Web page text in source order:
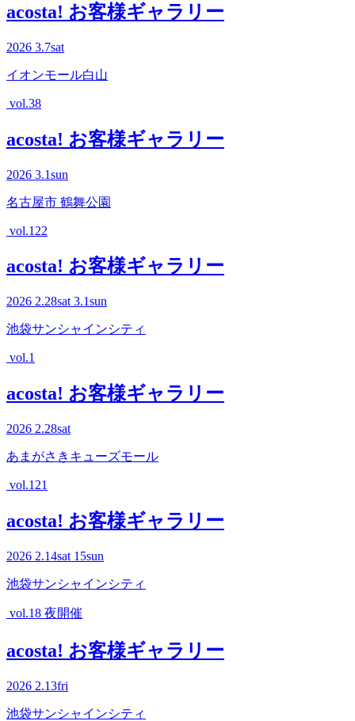
acosta! お客様ギャラリー
2026 3.7sat
イオンモール白山
vol.38
acosta! お客様ギャラリー
2026 3.1sun
名古屋市 鶴舞公園
vol.122
acosta! お客様ギャラリー
2026 2.28sat 3.1sun
池袋サンシャインシティ
vol.1
acosta! お客様ギャラリー
2026 2.28sat
あまがさきキューズモール
vol.121
acosta! お客様ギャラリー
2026 2.14sat 15sun
池袋サンシャインシティ
vol.18 夜開催
acosta! お客様ギャラリー
2026 2.13fri
池袋サンシャインシティ